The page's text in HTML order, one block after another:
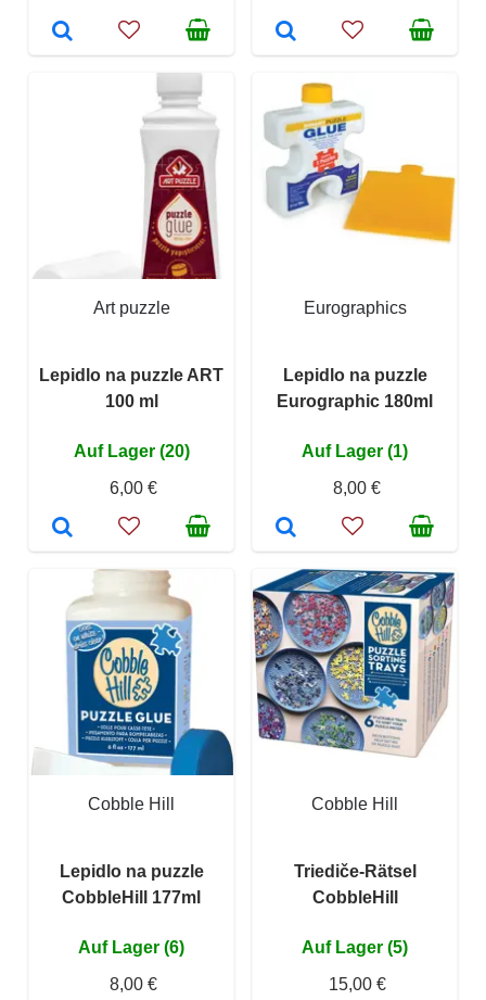
Art puzzle
Lepidlo na puzzle ART
100 ml
Auf Lager (20)
6,00 €
Eurographics
Lepidlo na puzzle
Eurographic 180ml
Auf Lager (1)
8,00 €
Cobble Hill
Lepidlo na puzzle
CobbleHill 177ml
Auf Lager (6)
8,00 €
Cobble Hill
Triediče-Rätsel
CobbleHill
Auf Lager (5)
15,00 €